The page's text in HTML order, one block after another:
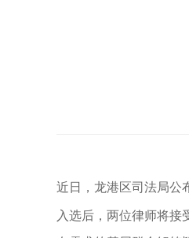
近日，龙港区司法局公
入选后， 两位律师将接